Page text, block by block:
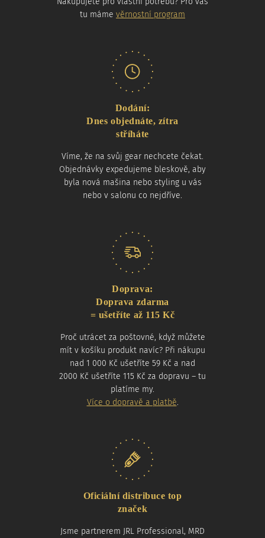
tu máme věrnostní program
Dodání:
Dnes objednáte, zítra
stříháte
Víme, že na svůj gear nechcete čekat.
Objednávky expedujeme bleskově, aby
byla nová mašina nebo styling u vás
nebo v salonu co nejdříve.
Doprava:
Doprava zdarma
= ušetříte až 115 Kč
Proč utrácet za poštovné, když můžete
mít v košíku produkt navíc? Při nákupu
nad 1 000 Kč ušetříte 59 Kč a nad
2000 Kč ušetříte 115 Kč za dopravu – tu
platíme my.
Více o dopravě a platbě.
Oficiální distribuce top
značek
Jsme partnerem JRL Professional, MRD